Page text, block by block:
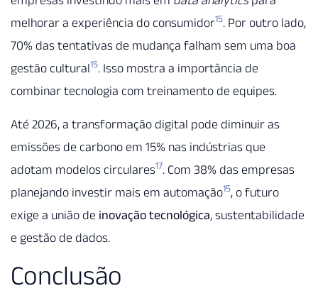
melhorar a experiência do consumidor15. Por outro lado,
70% das tentativas de mudança falham sem uma boa
gestão cultural15. Isso mostra a importância de
combinar tecnologia com treinamento de equipes.
Até 2026, a transformação digital pode diminuir as
emissões de carbono em 15% nas indústrias que
adotam modelos circulares17. Com 38% das empresas
planejando investir mais em automação15, o futuro
exige a união de inovação tecnológica, sustentabilidade
e gestão de dados.
Conclusão